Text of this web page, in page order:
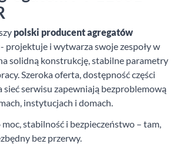
polski producent agregatów
- projektuje i wytwarza swoje zespoły w
solidną konstrukcję, stabilne parametry
Szeroka oferta, dostępność części
sieć serwisu zapewniają bezproblemową
instytucjach i domach.
stabilność i bezpieczeństwo – tam,
bez przerwy.